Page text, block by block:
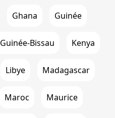
Ghana Guinée
Guinée-Bissau Kenya
Libye Madagascar
Maroc Maurice